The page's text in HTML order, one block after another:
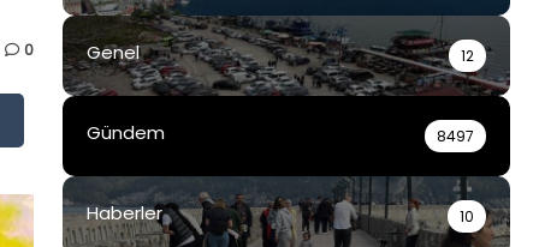
0 Genel 12
Gündem 8497
Haberler 10